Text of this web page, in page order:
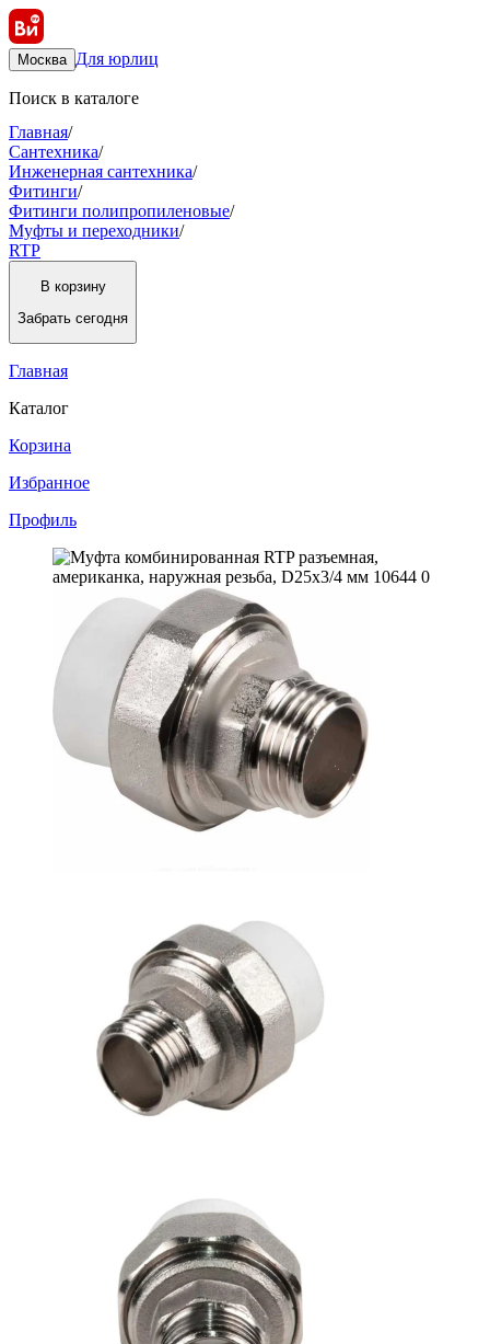
Москва Для юрлиц
Поиск в каталоге
Главная/
Сантехника/
Инженерная сантехника/
Фитинги/
Фитинги полипропиленовые/
Муфты и переходники/
RTP
В корзину
Забрать сегодня
Главная
Каталог
Корзина
Избранное
Профиль